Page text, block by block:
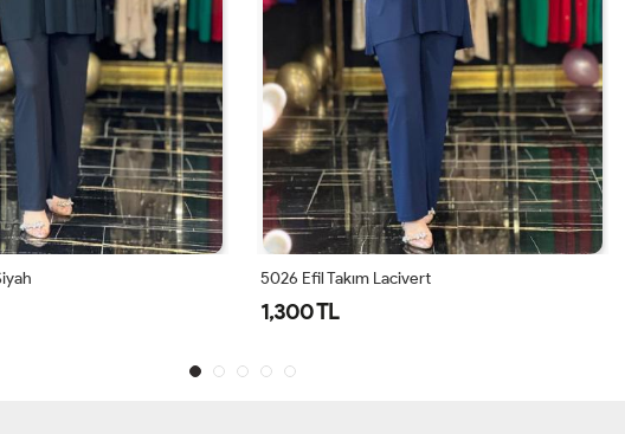
5026 Efil Takım Lacivert
1,300 TL